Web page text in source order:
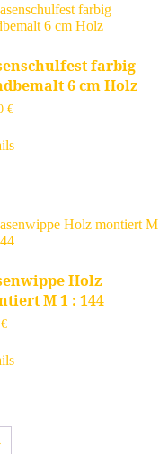
farbig
6 cm Holz
€
Holz
M 1 : 144
€